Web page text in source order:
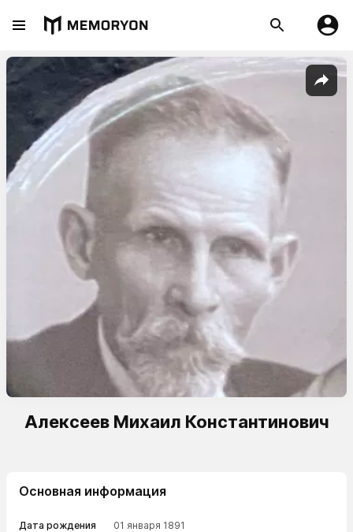
Алексеев Михаил Константинович
Основная информация
Дата рождения 01 января 1891